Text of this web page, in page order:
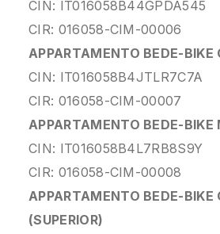
CIN: IT016058B44GPDA545
CIR: 016058-CIM-00006
APPARTAMENTO BEDE-BIKE
CIN: IT016058B4JTLR7C7A
CIR: 016058-CIM-00007
APPARTAMENTO BEDE-BIKE
CIN: IT016058B4L7RB8S9Y
CIR: 016058-CIM-00008
APPARTAMENTO BEDE-BIKE
(SUPERIOR)